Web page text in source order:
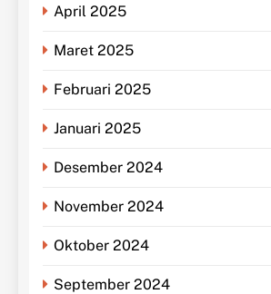
April 2025
Maret 2025
Februari 2025
Januari 2025
Desember 2024
November 2024
Oktober 2024
September 2024